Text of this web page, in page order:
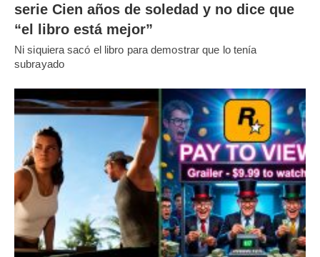
serie Cien años de soledad y no dice que
“el libro está mejor”
Ni siquiera sacó el libro para demostrar que lo tenía
subrayado